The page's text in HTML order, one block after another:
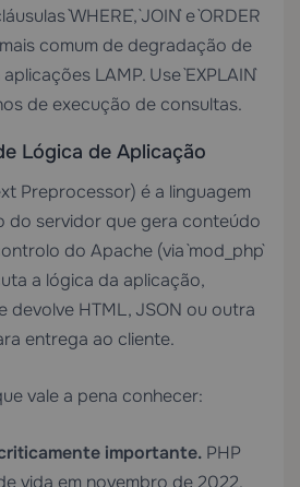
`WHERE`, `JOIN` e `ORDER
mais comum de degradação de
LAMP. Use `EXPLAIN`
de execução de consultas.
Lógica de Aplicação
Preprocessor) é a linguagem
do servidor que gera conteúdo
do Apache (via `mod_php`
a lógica da aplicação,
devolve HTML, JSON ou outra
entrega ao cliente.
vale a pena conhecer:
importante. PHP
vida em novembro de 2022.